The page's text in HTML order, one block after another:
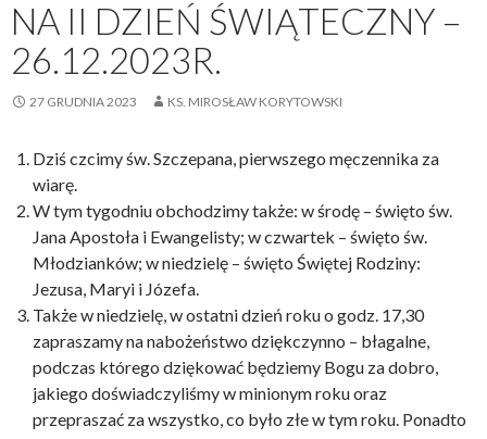
NA II DZIEŃ ŚWIĄTECZNY –
26.12.2023R.
27 GRUDNIA 2023 KS. MIROSŁAW KORYTOWSKI
Dziś czcimy św. Szczepana, pierwszego męczennika za
wiarę.
W tym tygodniu obchodzimy także: w środę – święto św.
Jana Apostoła i Ewangelisty; w czwartek – święto św.
Młodzianków; w niedzielę – święto Świętej Rodziny:
Jezusa, Maryi i Józefa.
Także w niedzielę, w ostatni dzień roku o godz. 17,30
zapraszamy na nabożeństwo dziękczynno – błagalne,
podczas którego dziękować będziemy Bogu za dobro,
jakiego doświadczyliśmy w minionym roku oraz
przepraszać za wszystko, co było złe w tym roku. Ponadto